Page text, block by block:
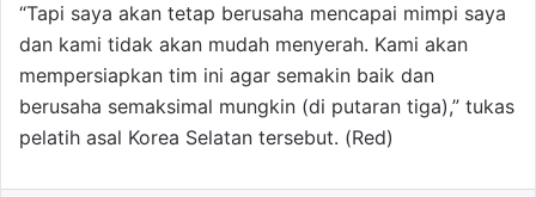
“Tapi saya akan tetap berusaha mencapai mimpi saya
dan kami tidak akan mudah menyerah. Kami akan
mempersiapkan tim ini agar semakin baik dan
berusaha semaksimal mungkin (di putaran tiga),” tukas
pelatih asal Korea Selatan tersebut. (Red)